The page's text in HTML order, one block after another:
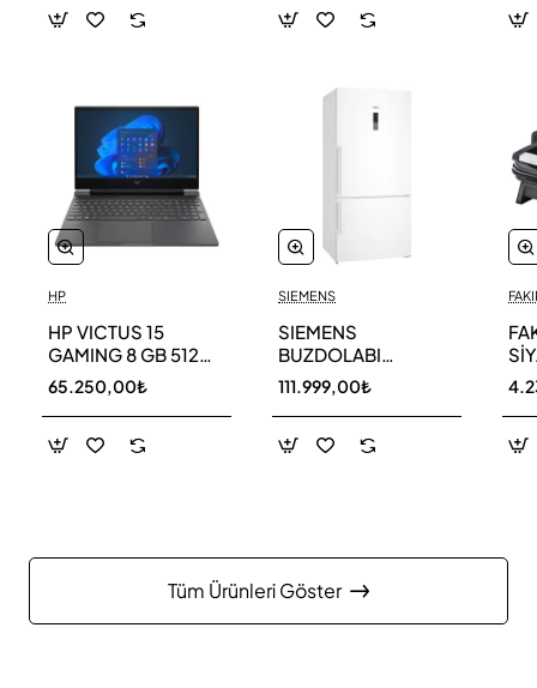
HP
HP VICTUS 15
GAMING 8 GB 512
GB SSD LAPTOP
FA0011NT 80D33EA
65.250,00₺
SIEMENS
SIEMENS
BUZDOLABI
KG86NCWE0N
111.999,00₺
Tüm Ürünleri Göster